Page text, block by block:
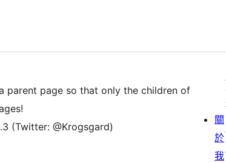
parent page so that only the children of
(Twitter: @Krogsgard)
關
於
我